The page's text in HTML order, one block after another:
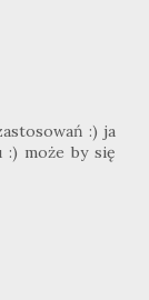
:) ja
:) może by się